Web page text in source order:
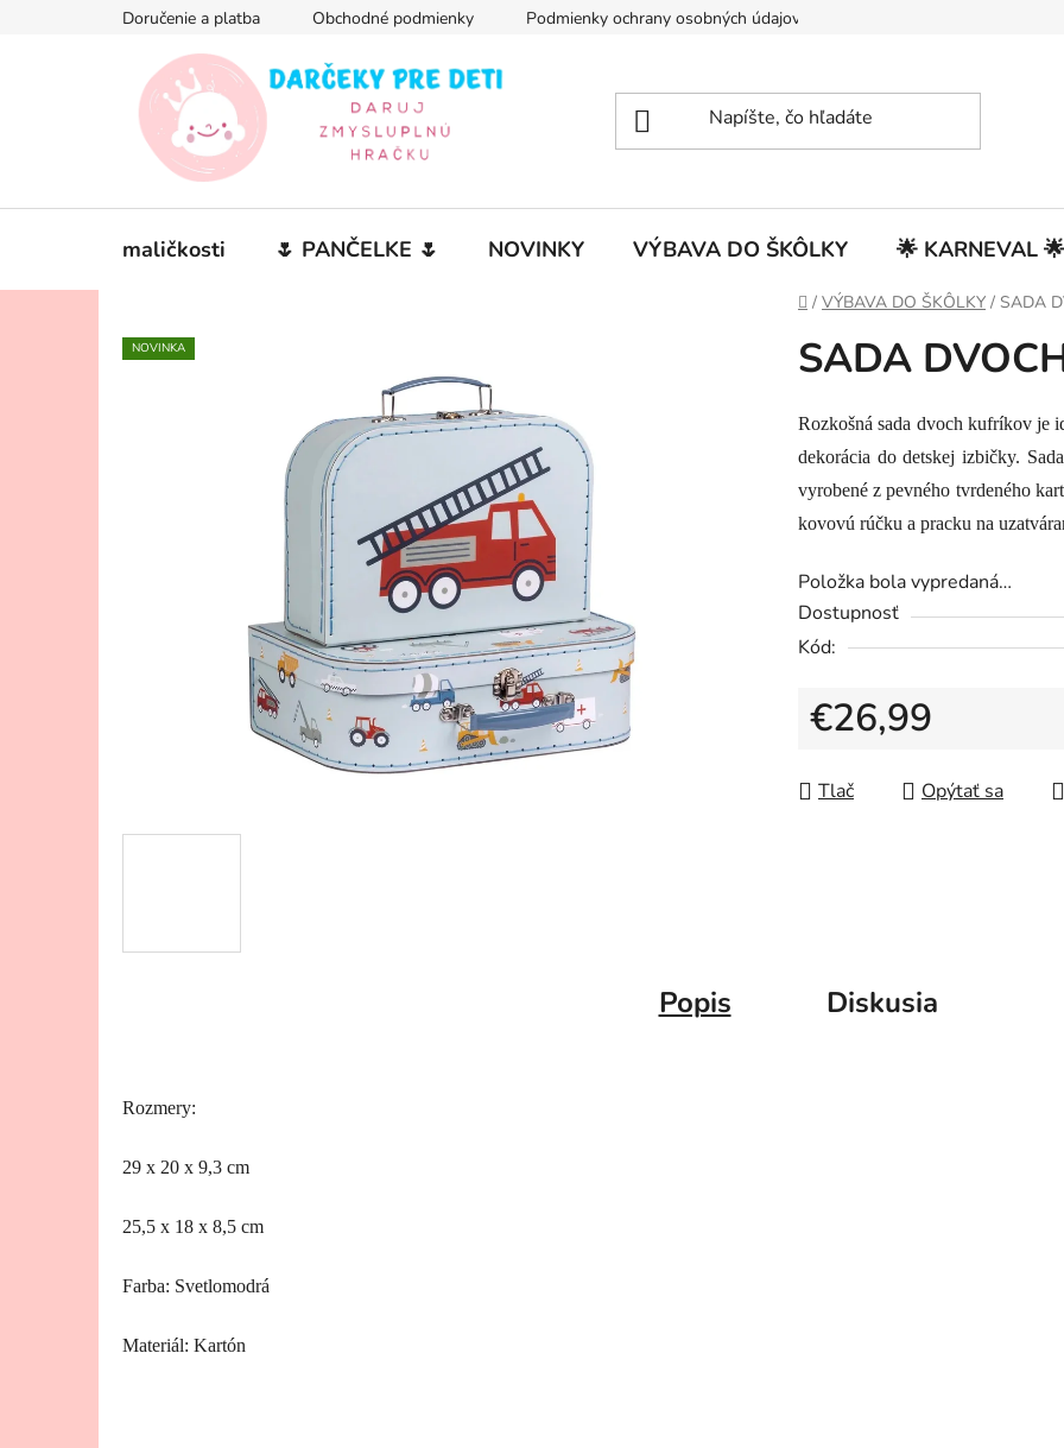
Doručenie a platba Obchodné podmienky Podmienky ochrany osobných údajov
maličkosti 🌷 PANČELKE 🌷 NOVINKY VÝBAVA DO ŠKÔLKY 🌟 KARNEVAL 🌟
Domov
/ VÝBAVA DO ŠKÔLKY / SADA
SADA
Rozkošná sada dvoch kufríkov je
dekorácia do detskej izbičky.
vyrobené z pevného tvrdeného
kovovú rúčku a pracku na
Položka bola vypredaná…
Dostupnosť
Kód:
€26,99
Tlač
Opýtať sa
NOVINKA
Popis Diskusia
Rozmery:
29 x 20 x 9,3 cm
25,5 x 18 x 8,5 cm
Farba: Svetlomodrá
Materiál: Kartón